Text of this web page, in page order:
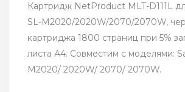
Картридж NetProduct MLT-D111L
SL-M2020/2020W/2070/2070W,
картриджа 1800 страниц при 5%
листа А4. Совместим с моделями:
M2020/ 2020W/ 2070/ 2070W.